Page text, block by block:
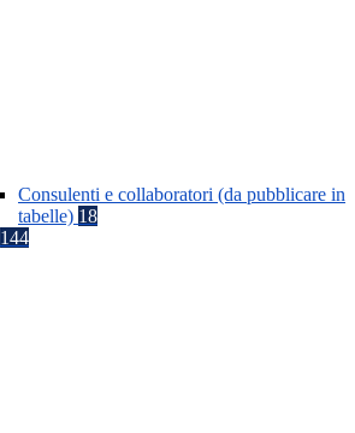
Consulenti e collaboratori (da pubblicare in
tabelle) 18
144